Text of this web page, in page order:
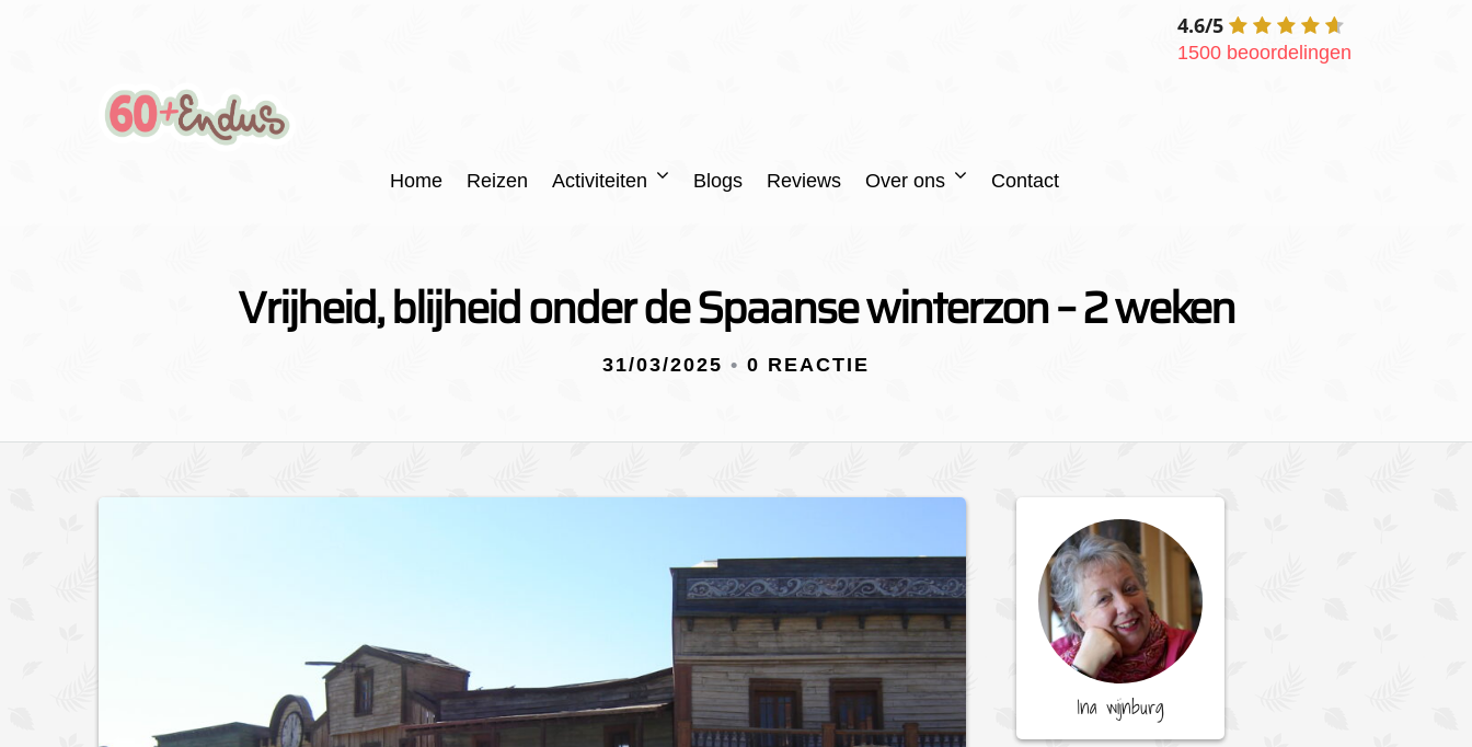
4.6/5
1500 beoordelingen
Home Reizen Activiteiten Blogs Reviews Over ons Contact
Vrijheid, blijheid onder de Spaanse winterzon – 2 weken
31/03/2025 • 0 REACTIE
Ina wijnburg